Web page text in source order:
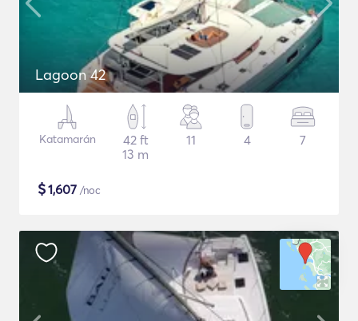
Lagoon 42
Katamarán
42 ft
13 m
11 4 7
$1,607 /noc